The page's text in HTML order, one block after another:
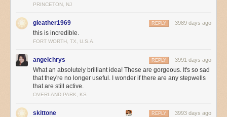
PRINCETON, NJ
gleather1969 3989 days ago
REPLY
this is incredible.
FORT WORTH, TX, U.S.A.
angelchrys 3991 days ago
REPLY
What an absolutely brilliant idea! These are gorgeous. It's so sad
that they're no longer useful. I wonder if there are any stepwells
that are still active.
OVERLAND PARK, KS
skittone 3993 days ago
REPLY